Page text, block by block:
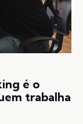
é o
trabalha